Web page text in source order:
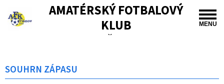
MENU
AMATÉRSKÝ FOTBALOVÝ
KLUB
TIŠNOV
SOUHRN ZÁPASU